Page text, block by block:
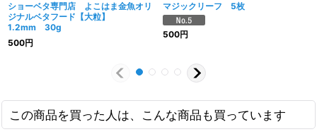
ショーベタ専門店 よこはま金魚オリ
ジナルベタフード【大粒】
1.2mm 30g
500円
マジックリーフ 5枚
500円
この商品を買った人は、こんな商品も買っています